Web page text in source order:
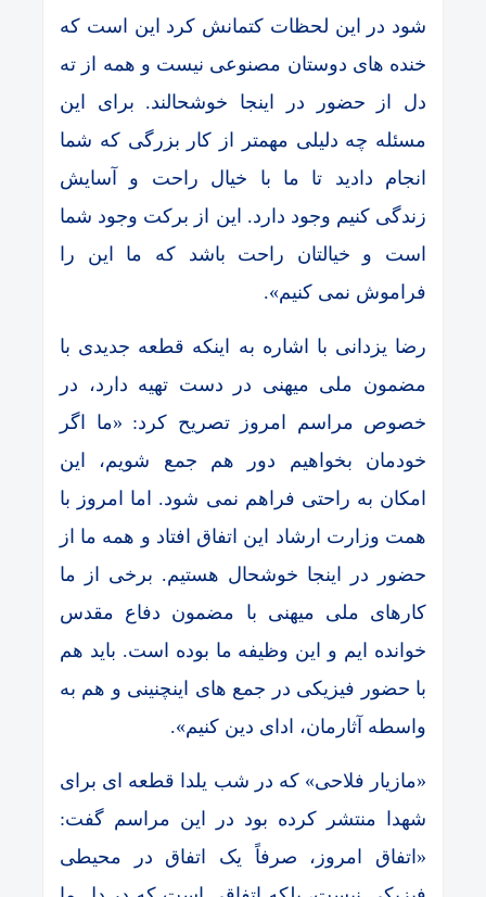
شود در این لحظات کتمانش کرد این است که
خنده های دوستان مصنوعی نیست و همه از ته
دل از حضور در اینجا خوشحالند. برای این
مسئله چه دلیلی مهمتر از کار بزرگی که شما
انجام دادید تا ما با خیال راحت و آسایش
زندگی کنیم وجود دارد. این از برکت وجود شما
است و خیالتان راحت باشد که ما این را
فراموش نمی کنیم».
رضا یزدانی با اشاره به اینکه قطعه جدیدی با
مضمون ملی میهنی در دست تهیه دارد، در
خصوص مراسم امروز تصریح کرد: «ما اگر
خودمان بخواهیم دور هم جمع شویم، این
امکان به راحتی فراهم نمی شود. اما امروز با
همت وزارت ارشاد این اتفاق افتاد و همه ما از
حضور در اینجا خوشحال هستیم. برخی از ما
کارهای ملی میهنی با مضمون دفاع مقدس
خوانده ایم و این وظیفه ما بوده است. باید هم
با حضور فیزیکی در جمع های اینچنینی و هم به
واسطه آثارمان، ادای دین کنیم».
«مازیار فلاحی» که در شب یلدا قطعه ای برای
شهدا منتشر کرده بود در این مراسم گفت:
«اتفاق امروز، صرفاً یک اتفاق در محیطی